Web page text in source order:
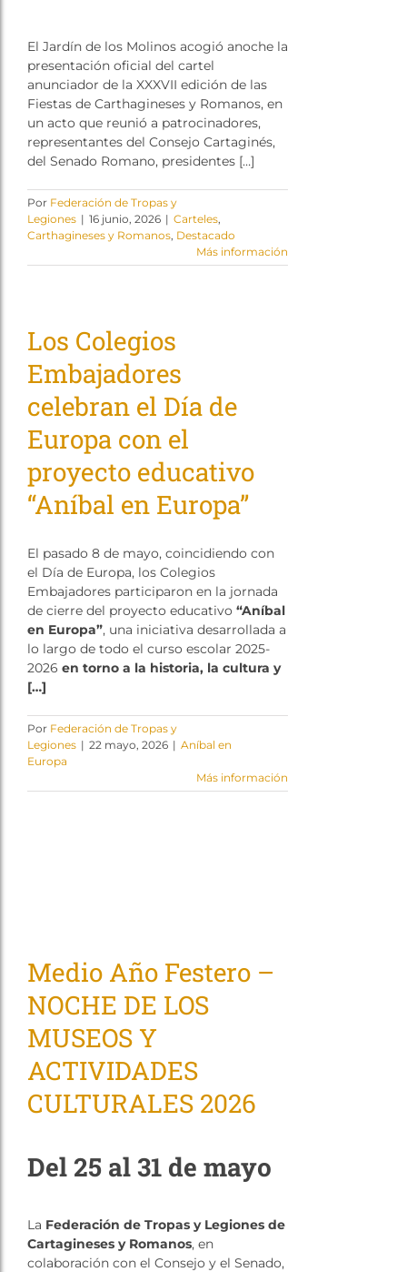
El Jardín de los Molinos acogió anoche la
presentación oficial del cartel
anunciador de la XXXVII edición de las
Fiestas de Carthagineses y Romanos, en
un acto que reunió a patrocinadores,
representantes del Consejo Cartaginés,
del Senado Romano, presidentes […]
Por Federación de Tropas y
Legiones | 16 junio, 2026 | Carteles
Carthagineses y Romanos Destacado
Más información
Los Colegios
Embajadores
celebran el Día de
Europa con el
proyecto educativo
“Aníbal en Europa”
El pasado 8 de mayo, coincidiendo con
el Día de Europa, los Colegios
Embajadores participaron en la jornada
de cierre del proyecto educativo “Aníbal
en Europa”, una iniciativa desarrollada a
lo largo de todo el curso escolar 2025-
2026 en torno a la historia, la cultura y
[…]
Por Federación de Tropas y
Legiones | 22 mayo, 2026 | Aníbal en
Europa
Más información
Medio Año Festero –
NOCHE DE LOS
MUSEOS Y
ACTIVIDADES
CULTURALES 2026
Del 25 al 31 de mayo
La Federación de Tropas y Legiones de
Cartagineses y Romanos, en
colaboración con el Consejo y el Senado,